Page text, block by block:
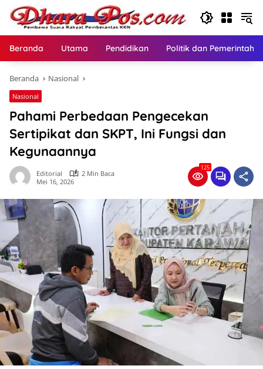
Langsung
konten
Beranda Utama Pendidikan Politik dan
Beranda Nasional
Nasional
Pahami Perbedaan Pengecekan
Sertipikat dan SKPT, Ini Fungsi dan
Kegunaannya
Editorial
2 Min Baca
Mei 16, 2026
125